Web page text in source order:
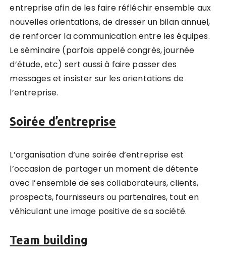
entreprise afin de les faire réfléchir ensemble aux
nouvelles orientations, de dresser un bilan annuel,
de renforcer la communication entre les équipes.
Le séminaire (parfois appelé congrès, journée
d’étude, etc) sert aussi à faire passer des
messages et insister sur les orientations de
l’entreprise.
Soirée d’entreprise
L’organisation d’une soirée d’entreprise est
l’occasion de partager un moment de détente
avec l’ensemble de ses collaborateurs, clients,
prospects, fournisseurs ou partenaires, tout en
véhiculant une image positive de sa société.
Team building